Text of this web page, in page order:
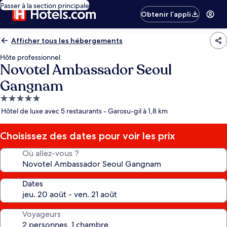
Passer à la section principale
Obtenir l’appli
Afficher tous les hébergements
Hôte professionnel
Novotel Ambassador Seoul
Gangnam
Hébergement
5.0 étoiles
Hôtel de luxe avec 5 restaurants - Garosu-gil à 1,8 km
Choisissez des dates pour voir les prix
Où allez-vous ?
Dates
Voyageurs